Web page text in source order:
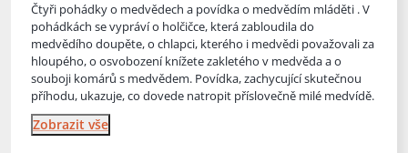
Čtyři pohádky o medvědech a povídka o medvědím mláděti . V
pohádkách se vypráví o holčičce, která zabloudila do
medvědího doupěte, o chlapci, kterého i medvědi považovali za
hloupého, o osvobození knížete zakletého v medvěda a o
souboji komárů s medvědem. Povídka, zachycující skutečnou
příhodu, ukazuje, co dovede natropit příslovečně milé medvídě.
Zobrazit vše